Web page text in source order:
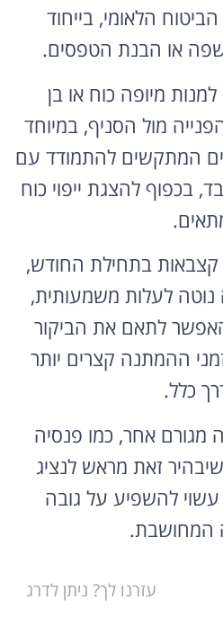
הביטוח הלאומי, בייחוד
או הבנת הטפסים.
מיופה כוח או בן
מול הסניף, במיוחד
המתקשים להתמודד עם
בכפוף להצגת ייפוי כוח
קצבאות בתחילת החודש,
לעלות משמעותית,
לתאם את הביקור
ההמתנה קצרים יותר
כלל.
אחר, כמו פנסיה
זאת מראש לנציג
להשפיע על גובה
המחושבת.
עזרנו לך? ניתן לדרג